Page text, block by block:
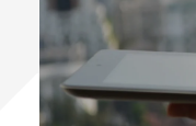
不動産投資
マンション管理